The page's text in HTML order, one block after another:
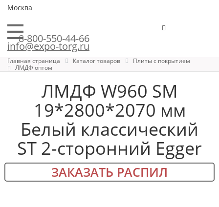
Москва
8-800-550-44-66
info@expo-torg.ru
Главная страница Каталог товаров
Плиты с покрытием
ЛМДФ оптом
ЛМДФ W960 SM
19*2800*2070 мм
Белый классический
ST 2-сторонний Egger
ЗАКАЗАТЬ РАСПИЛ